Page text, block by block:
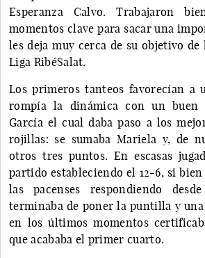
Esperanza Calvo. Trabajaron
momentos clave para sacar una
les deja muy cerca de su objetivo
Liga RibéSalat.
Los primeros tanteos favorecían a
rompía la dinámica con un buen
García el cual daba paso a los
rojillas: se sumaba Mariela y, de
otros tres puntos. En escasas
partido estableciendo el 12-6, si bien
las pacenses respondiendo
terminaba de poner la puntilla y una
en los últimos momentos
que acababa el primer cuarto.